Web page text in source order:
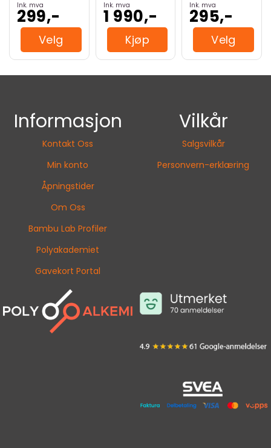
Ink. mva
299,-
Velg
Ink. mva
1 990,-
Kjøp
Ink. mva
295,-
Velg
Informasjon
Kontakt Oss
Min konto
Åpningstider
Om Oss
Bambu Lab Profiler
Polyakademiet
Gavekort Portal
Vilkår
Salgsvilkår
Personvern-erklæring